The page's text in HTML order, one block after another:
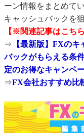
ーン情報をまとめて
キャッシュバックを
【※関連記事はこちら
⇒ 【最新版】FXの
バックがもらえる条
定のお得なキャンペ
⇒FX会社おすすめ比